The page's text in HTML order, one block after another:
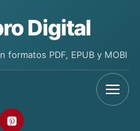
Digital
PDF, EPUB y MOBI